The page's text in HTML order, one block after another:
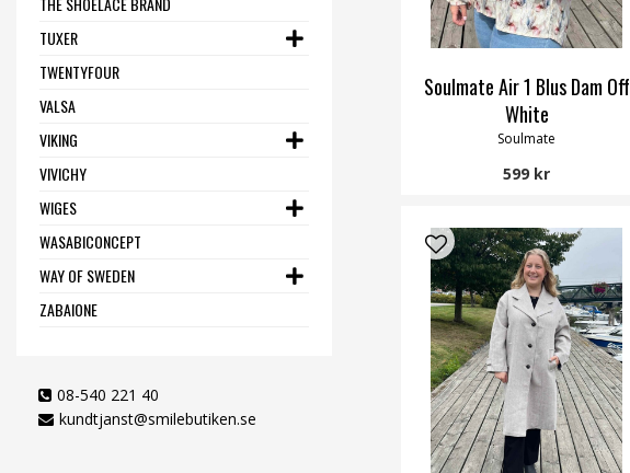
TUXER
TWENTYFOUR
VALSA
VIKING
VIVICHY
WIGES
WASABICONCEPT
WAY OF SWEDEN
ZABAIONE
08-540 221 40
kundtjanst@smilebutiken.se
Soulmate Air 1 Blus Dam Off
White
Soulmate
599 kr